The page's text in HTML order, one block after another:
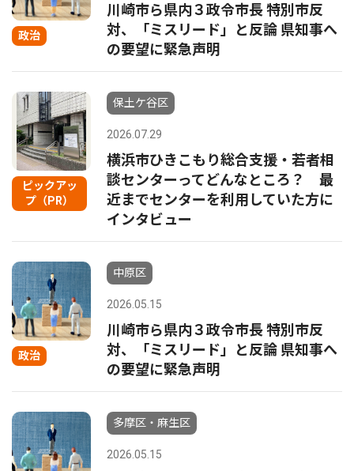
政治
川崎市ら県内３政令市長 特別市反
対、「ミスリード」と反論 県知事へ
の要望に緊急声明
ピックアッ
プ（PR）
保土ケ谷区
2026.07.29
横浜市ひきこもり総合支援・若者相
談センターってどんなところ？ 最
近までセンターを利用していた方に
インタビュー
政治
中原区
2026.05.15
川崎市ら県内３政令市長 特別市反
対、「ミスリード」と反論 県知事へ
の要望に緊急声明
多摩区・麻生区
2026.05.15